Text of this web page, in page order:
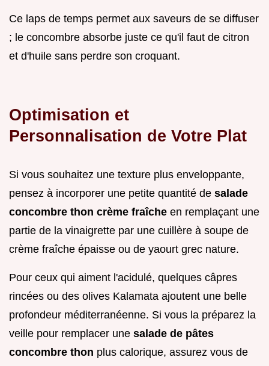
Ce laps de temps permet aux saveurs de se diffuser
; le concombre absorbe juste ce qu'il faut de citron
et d'huile sans perdre son croquant.
Optimisation et
Personnalisation de Votre Plat
Si vous souhaitez une texture plus enveloppante,
pensez à incorporer une petite quantité de salade
concombre thon crème fraîche en remplaçant une
partie de la vinaigrette par une cuillère à soupe de
crème fraîche épaisse ou de yaourt grec nature.
Pour ceux qui aiment l'acidulé, quelques câpres
rincées ou des olives Kalamata ajoutent une belle
profondeur méditerranéenne. Si vous la préparez la
veille pour remplacer une salade de pâtes
concombre thon plus calorique, assurez vous de